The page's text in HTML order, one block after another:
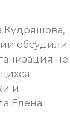
Кудряшова,
обсудили
не
и
Елена